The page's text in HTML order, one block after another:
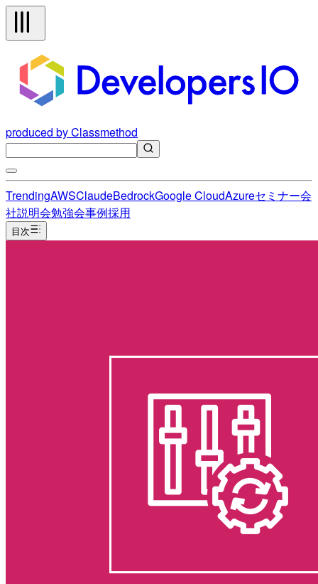
produced by Classmethod
TrendingAWSClaudeBedrockGoogle CloudAzureセミナー会
社説明会勉強会事例採用
目次